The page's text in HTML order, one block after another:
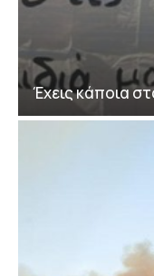
Έχεις κάποια